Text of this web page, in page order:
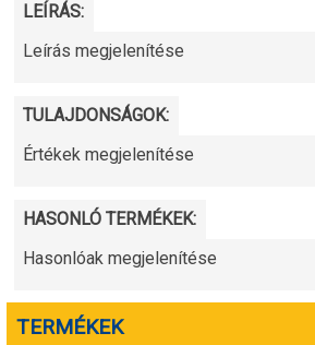
LEÍRÁS:
Leírás megjelenítése
TULAJDONSÁGOK:
Értékek megjelenítése
HASONLÓ TERMÉKEK:
Hasonlóak megjelenítése
TERMÉKEK